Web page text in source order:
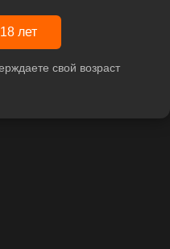
лет
свой возраст